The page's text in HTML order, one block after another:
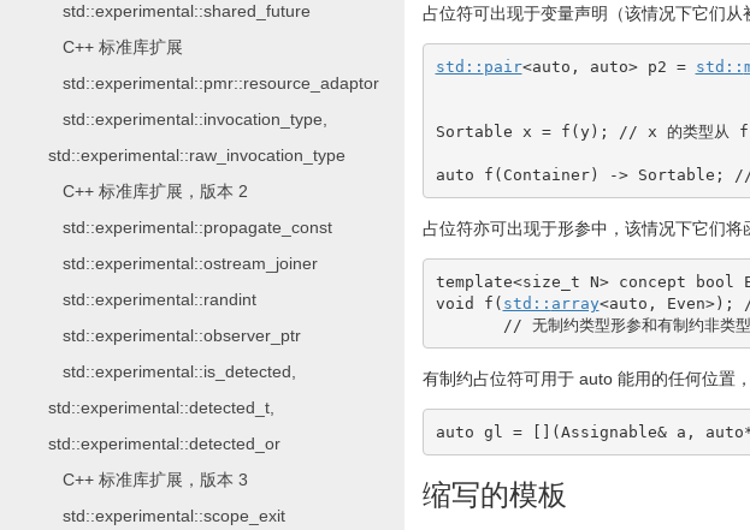
std::experimental::shared_future
C++ 标准库扩展
std::experimental::pmr::resource_adaptor
std::experimental::invocation_type,
std::experimental::raw_invocation_type
C++ 标准库扩展，版本 2
std::experimental::propagate_const
std::experimental::ostream_joiner
std::experimental::randint
std::experimental::observer_ptr
std::experimental::is_detected,
std::experimental::detected_t,
std::experimental::detected_or
C++ 标准库扩展，版本 3
std::experimental::scope_exit
占位符可出现于变量声明（该情况下它们
std:: pair<auto , auto> p2 = std::
Sortable x = f (y) ; // x 的类型从 f
auto f ( Container) -> Sortable ; //
占位符亦可出现于形参中，该情况下它们将
template<size_t N> concept bool
void f ( std:: array<auto , Even>) ;
// 无制约类型形参和有制约非类
有制约占位符可用于 auto 能用的任何位置
auto gl = [ ] (Assignable& a, auto
缩写的模板